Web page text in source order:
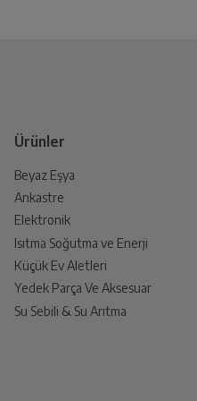
İşletim Sistemi
Ürünler
Beyaz Eşya
Ankastre
Elektronik
Isıtma Soğutma ve Enerji
Küçük Ev Aletleri
Yedek Parça Ve Aksesuar
Su Sebili & Su Arıtma